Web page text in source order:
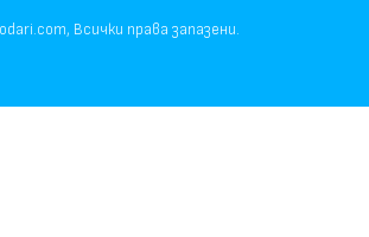
Всички права запазени.